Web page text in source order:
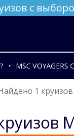
с
MSC VOYAGERS
1 круизов